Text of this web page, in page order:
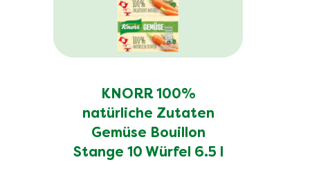
KNORR 100%
natürliche Zutaten
Gemüse Bouillon
Stange 10 Würfel 6.5 l